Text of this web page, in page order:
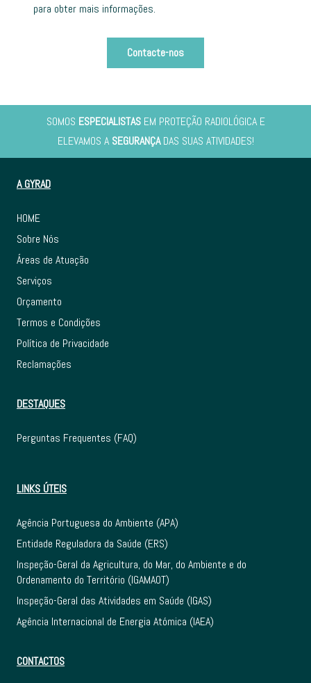
para obter mais informações.
Contacte-nos
SOMOS ESPECIALISTASEM PROTEÇÃO RADIOLÓGICA E
ELEVAMOS A SEGURANÇADAS SUAS ATIVIDADES!
A GYRAD
HOME
Sobre Nós
Áreas de Atuação
Serviços
Orçamento
Termos e Condições
Política de Privacidade
Reclamações
DESTAQUES
Perguntas Frequentes (FAQ)
LINKS ÚTEIS
Agência Portuguesa do Ambiente (APA)
Entidade Reguladora da Saúde (ERS)
Inspeção-Geral da Agricultura, do Mar, do Ambiente e do
Ordenamento do Território (IGAMAOT)
Inspeção-Geral das Atividades em Saúde (IGAS)
Agência Internacional de Energia Atómica (IAEA)
CONTACTOS